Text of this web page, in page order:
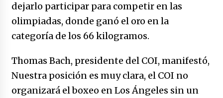
Colombia 2025
17/12/2025
dejarlo participar para competir en las
olimpiadas, donde ganó el oro en la
categoría de los 66 kilogramos.
Thomas Bach, presidente del COI, manifestó,
Nuestra posición es muy clara, el COI no
organizará el boxeo en Los Ángeles sin un